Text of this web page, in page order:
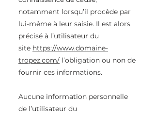
notamment lorsqu’il procède par
lui-même à leur saisie. Il est alors
précisé à l’utilisateur du
site https://www.domaine-
tropez.com/ l’obligation ou non de
fournir ces informations.
Aucune information personnelle
de l’utilisateur du